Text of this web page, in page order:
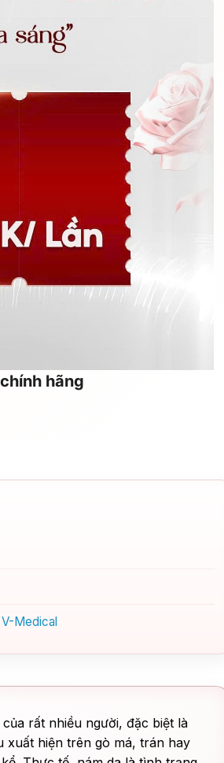
hãng
Medical
rất nhiều người, đặc biệt là
xuất hiện trên gò má, trán hay